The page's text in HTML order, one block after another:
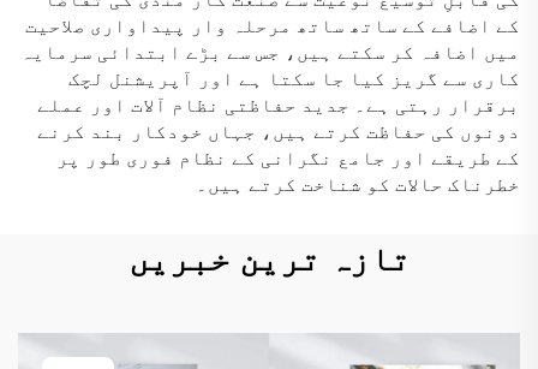
کے اضافے کے ساتھ ساتھ مرحلہ وار پیداواری صلاحیت
میں اضافہ کر سکتے ہیں، جس سے بڑے ابتدائی سرمایہ
کاری سے گریز کیا جا سکتا ہے اور آپریشنل لچک
برقرار رہتی ہے۔ جدید حفاظتی نظام آلات اور عملے
دونوں کی حفاظت کرتے ہیں، جہاں خودکار بند کرنے
کے طریقے اور جامع نگرانی کے نظام فوری طور پر
خطرناک حالات کو شناخت کرتے ہیں۔
تازہ ترین خبریں